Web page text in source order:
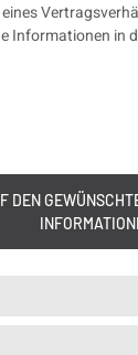
Informationen in
DEN